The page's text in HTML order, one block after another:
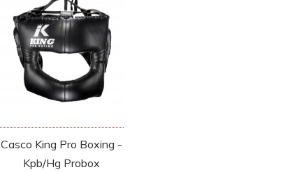
Casco King Pro Boxing -
Kpb/Hg Probox